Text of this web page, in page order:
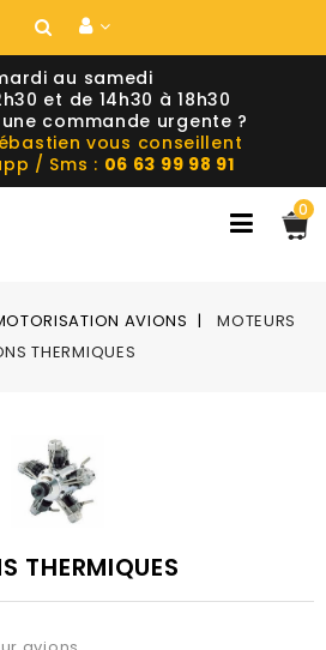
au samedi
et de 14h30 à 18h30
commande urgente ?
vous conseillent
/ Sms : 06 63 99 98 91
0
AVIONS
MOTEURS
THERMIQUES
THERMIQUES